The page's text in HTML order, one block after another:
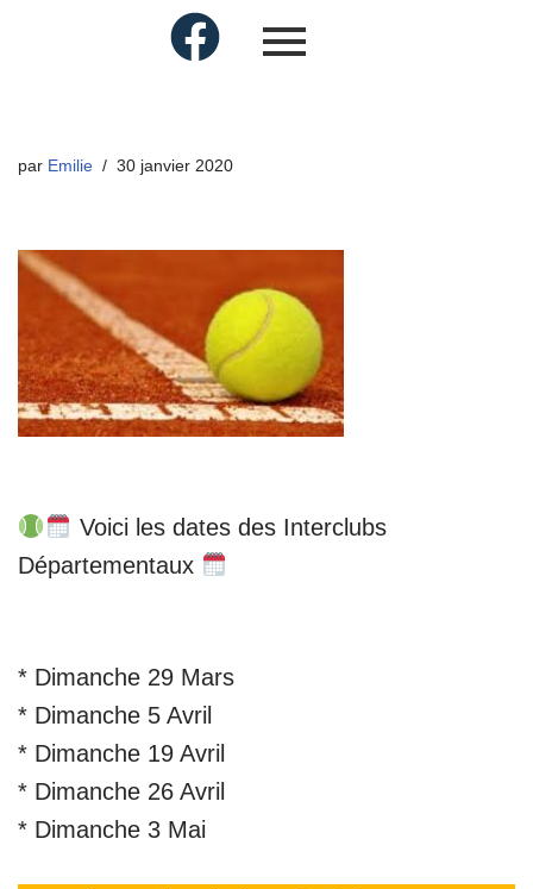
par Emilie 30 janvier 2020
Voici les dates des Interclubs
Départementaux
* ‪Dimanche 29 Mars‬
* ‪Dimanche 5 Avril‬
* ‪Dimanche 19 Avril‬
* ‪Dimanche 26 Avril‬
* ‪Dimanche 3 Mai